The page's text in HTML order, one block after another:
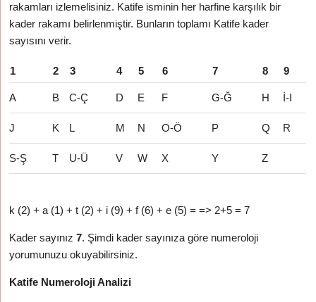
rakamları izlemelisiniz. Katife isminin her harfine karşılık bir
kader rakamı belirlenmiştir. Bunların toplamı Katife kader
sayısını verir.
1 2 3 4 5 6 7 8 9
A B C-Ç D E F G-Ğ H İ-I
J K L M N O-Ö P Q R
S-Ş T U-Ü V W X Y Z
k (2) + a (1) + t (2) + i (9) + f (6) + e (5) = => 2+5 = 7
Kader sayınız7. Şimdi kader sayınıza göre numeroloji
yorumunuzu okuyabilirsiniz.
Katife Numeroloji Analizi